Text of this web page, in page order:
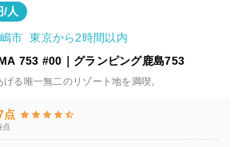
/人
市 東京から2時間以内
753 #00｜グランピング鹿島753
る唯一無二のリゾート地を満喫。
点